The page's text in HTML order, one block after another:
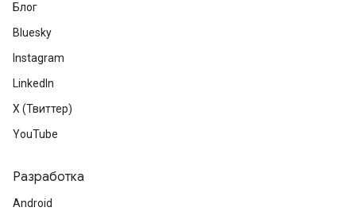
Блог
Bluesky
Instagram
LinkedIn
X (Твиттер)
YouTube
Разработка
Android